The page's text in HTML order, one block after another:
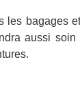
bagages
aussi